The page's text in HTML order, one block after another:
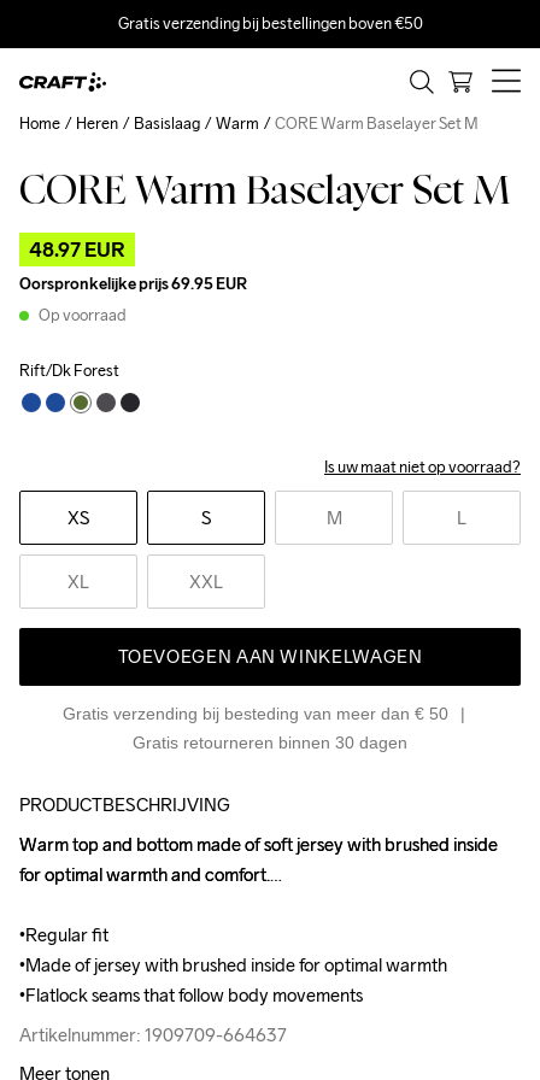
Gratis verzending bij bestellingen boven €50
CORE Warm Baselayer Set M
48.97 EUR
Oorspronkelijke prijs69.95 EUR
Op voorraad
Rift/Dk Forest
Is uw maat niet op voorraad?
XS S M L
XL XXL
TOEVOEGEN AAN WINKELWAGEN
Gratis verzending bij besteding van meer dan € 50
Gratis retourneren binnen 30 dagen
Home Heren Basislaag Warm CORE Warm Baselayer Set M
Outlet
PRODUCTBESCHRIJVING
Warm top and bottom made of soft jersey with brushed inside
for optimal warmth and comfort.
•Regular fit
•Made of jersey with brushed inside for optimal warmth
•Flatlock seams that follow body movements
Artikelnummer: 1909709-664637
Warm top and bottom made of soft jersey with brushed inside
for optimal warmth and comfort.
•Regular fit
•Made of jersey with brushed inside for optimal warmth
•Flatlock seams that follow body movements
Artikelnummer: 1909709-664637
Meer tonen